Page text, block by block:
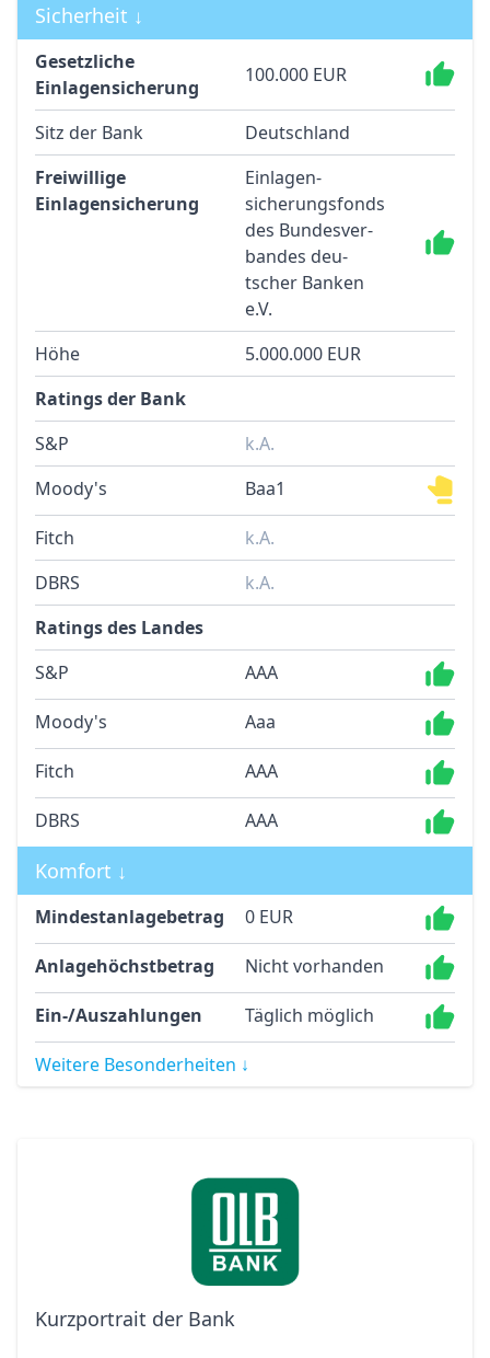
Sicherheit ↓
Gesetzliche
Einlagensicherung
100.000 EUR
Sitz der Bank
Deutschland
Freiwillige
Einlagensicherung
Einlagen­
sicherungs­fonds
des Bun­des­ver­
bandes deu­
tscher Ban­ken
e.V.
Höhe
5.000.000 EUR
Ratings der Bank
S&P
k.A.
Moody's
Baa1
Fitch
k.A.
DBRS
k.A.
Ratings des Landes
S&P
AAA
Moody's Aaa
Fitch AAA
DBRS AAA
Komfort ↓
Mindestanlagebetrag 0 EUR
Anlagehöchstbetrag Nicht vorhanden
Ein-/Auszahlungen Täglich möglich
Weitere Besonderheiten ↓
Kurzportrait der Bank